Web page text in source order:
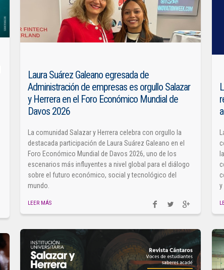
Laura Suárez Galeano egresada de
Administración de empresas es orgullo Salazar
y Herrera en el Foro Económico Mundial de
Davos 2026
La comunidad Salazar y Herrera celebra con orgullo la
destacada participación de Laura Suárez Galeano en el
Foro Económico Mundial de Davos 2026, uno de los
escenarios más influyentes a nivel global para el diálogo
sobre el futuro económico, social y tecnológico del
mundo.
LEER MÁS
y